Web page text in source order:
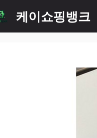
케이쇼핑뱅크